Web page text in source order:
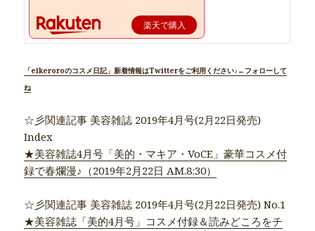
楽天で購入
「eikeroroのコスメ日記」新着情報はTwitterをご利用ください♪←フォローして
ね
☆彡関連記事 美容雑誌 2019年4月号(2月22日発売)
Index
★美容雑誌4月号「美的・マキア・VoCE」豪華コスメ付
録で春爛漫♪（2019年2月22日 AM.8:30）
☆彡関連記事 美容雑誌 2019年4月号(2月22日発売) No.1
★美容雑誌「美的4月号」コスメ付録＆読みどころをチ